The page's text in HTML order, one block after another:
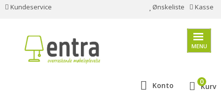
Kundeservice Ønskeliste Kasse
MENU
Konto Kurv
0